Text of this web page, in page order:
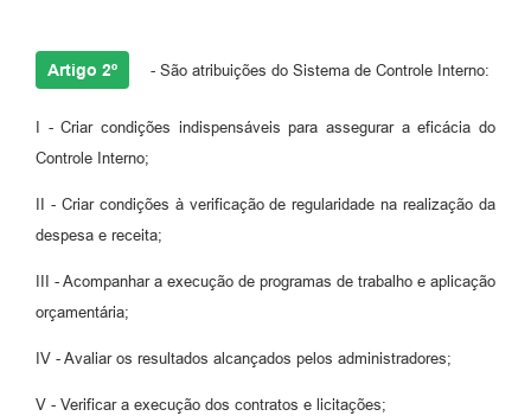
Artigo 2º - São atribuições do Sistema de Controle Interno:
I - Criar condições indispensáveis para assegurar a eficácia do
Controle Interno;
II - Criar condições à verificação de regularidade na realização da
despesa e receita;
III - Acompanhar a execução de programas de trabalho e aplicação
orçamentária;
IV - Avaliar os resultados alcançados pelos administradores;
V - Verificar a execução dos contratos e licitações;